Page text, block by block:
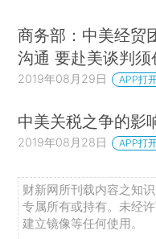
商务部：中美经贸
沟通 要赴美谈判须
2019年08月29日 APP打
中美关税之争的影
2019年08月28日 APP打
财新网所刊载内容之知
专属所有或持有。未经
建立镜像等任何使用。